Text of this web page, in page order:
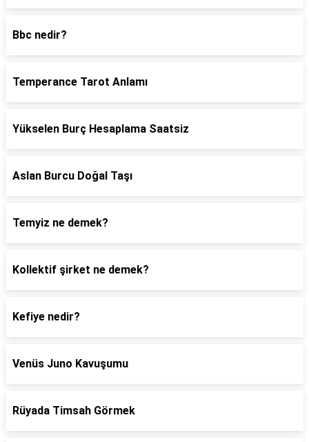
Bbc nedir?
Temperance Tarot Anlamı
Yükselen Burç Hesaplama Saatsiz
Aslan Burcu Doğal Taşı
Temyiz ne demek?
Kollektif şirket ne demek?
Kefiye nedir?
Venüs Juno Kavuşumu
Rüyada Timsah Görmek